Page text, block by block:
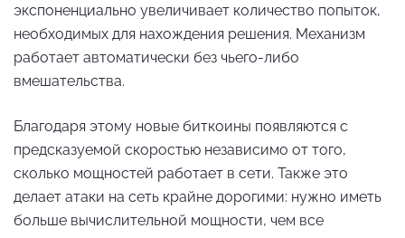
экспоненциально увеличивает количество попыток,
необходимых для нахождения решения. Механизм
работает автоматически без чьего-либо
вмешательства.
Благодаря этому новые биткоины появляются с
предсказуемой скоростью независимо от того,
сколько мощностей работает в сети. Также это
делает атаки на сеть крайне дорогими: нужно иметь
больше вычислительной мощности, чем все